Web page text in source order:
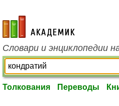
academic.ru
Словари и энциклопедии
Толкования Переводы